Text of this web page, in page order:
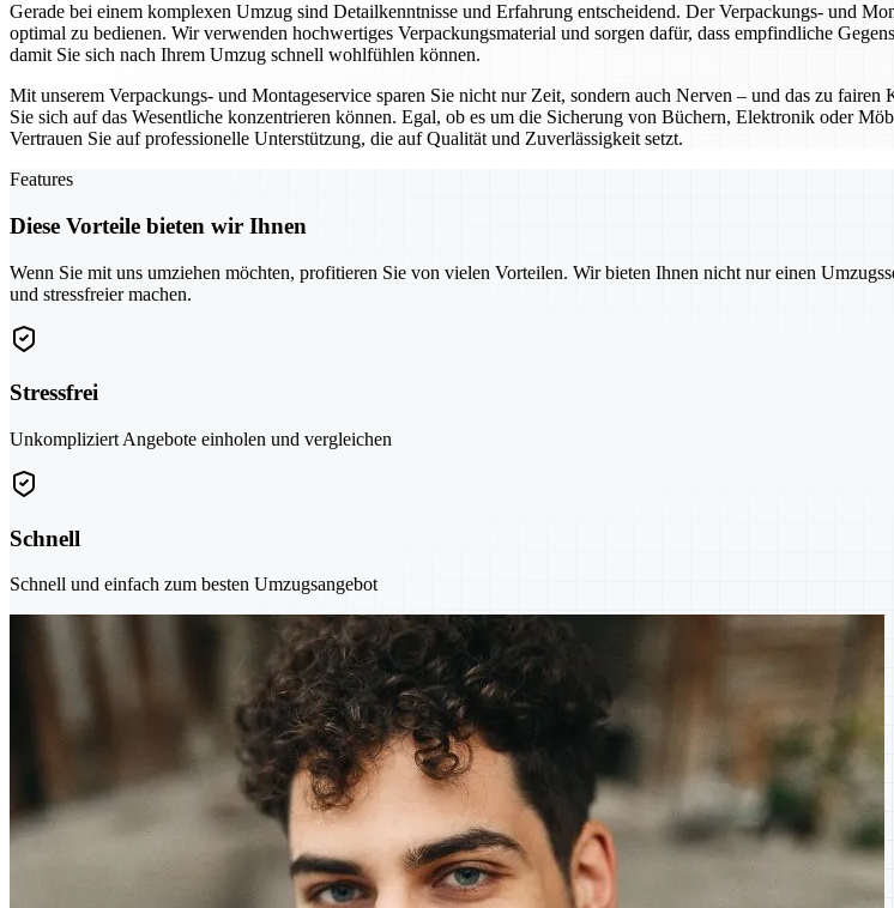
Gerade bei einem komplexen Umzug sind Detailkenntnisse und Erfahrung entscheidend. Der Verpackungs- und
optimal zu bedienen. Wir verwenden hochwertiges Verpackungsmaterial und sorgen dafür, dass empfindliche
damit Sie sich nach Ihrem Umzug schnell wohlfühlen können.
Mit unserem Verpackungs- und Montageservice sparen Sie nicht nur Zeit, sondern auch Nerven – und das zu
Sie sich auf das Wesentliche konzentrieren können. Egal, ob es um die Sicherung von Büchern, Elektronik oder
Vertrauen Sie auf professionelle Unterstützung, die auf Qualität und Zuverlässigkeit setzt.
Features
Diese Vorteile bieten wir Ihnen
Wenn Sie mit uns umziehen möchten, profitieren Sie von vielen Vorteilen. Wir bieten Ihnen nicht nur einen
und stressfreier machen.
Stressfrei
Unkompliziert Angebote einholen und vergleichen
Schnell
Schnell und einfach zum besten Umzugsangebot